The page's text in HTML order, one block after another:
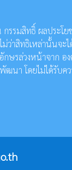
รมสิทธิ์ ผลประโ
สิทธิเหล่านั้นจะไ
กษรล่วงหน้าจาก
พัฒนา โดยไม่ได้รั